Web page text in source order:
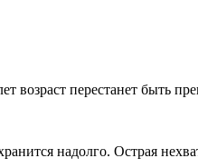
возраст перестанет быть
надолго. Острая